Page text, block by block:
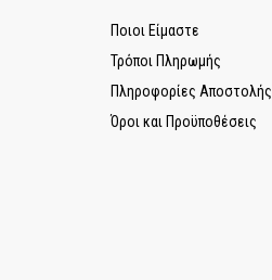
Ποιοι Είμαστε
Τρόποι Πληρωμής
Πληροφορίες Αποστολής
Όροι και Προϋποθέσεις